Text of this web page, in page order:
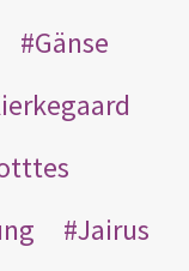
Gänse
Jairus